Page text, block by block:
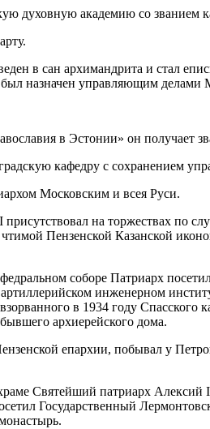
духовную академию со званием
в сан архимандрита и стал
назначен управляющим делами
в Эстонии» он получает
кафедру с сохранением
Московским и всея Руси.
на торжествах по
Пензенской Казанской
соборе Патриарх
инженерном
в 1934 году Спасского
архиерейского дома.
епархии, побывал у
Святейший патриарх Алексий
Государственный